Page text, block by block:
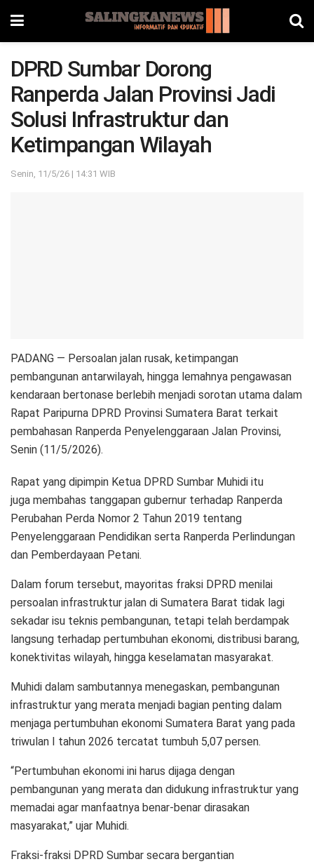
DPRD Sumbar Dorong
Ranperda Jalan Provinsi Jadi
Solusi Infrastruktur dan
Ketimpangan Wilayah
Senin, 11/5/26 | 14:31 WIB
PADANG — Persoalan jalan rusak, ketimpangan
pembangunan antarwilayah, hingga lemahnya pengawasan
kendaraan bertonase berlebih menjadi sorotan utama dalam
Rapat Paripurna DPRD Provinsi Sumatera Barat terkait
pembahasan Ranperda Penyelenggaraan Jalan Provinsi,
Senin (11/5/2026).
Rapat yang dipimpin Ketua DPRD Sumbar Muhidi itu
juga membahas tanggapan gubernur terhadap Ranperda
Perubahan Perda Nomor 2 Tahun 2019 tentang
Penyelenggaraan Pendidikan serta Ranperda Perlindungan
dan Pemberdayaan Petani.
Dalam forum tersebut, mayoritas fraksi DPRD menilai
persoalan infrastruktur jalan di Sumatera Barat tidak lagi
sekadar isu teknis pembangunan, tetapi telah berdampak
langsung terhadap pertumbuhan ekonomi, distribusi barang,
konektivitas wilayah, hingga keselamatan masyarakat.
Muhidi dalam sambutannya menegaskan, pembangunan
infrastruktur yang merata menjadi bagian penting dalam
menjaga pertumbuhan ekonomi Sumatera Barat yang pada
triwulan I tahun 2026 tercatat tumbuh 5,07 persen.
“Pertumbuhan ekonomi ini harus dijaga dengan
pembangunan yang merata dan didukung infrastruktur yang
memadai agar manfaatnya benar-benar dirasakan
masyarakat,” ujar Muhidi.
Fraksi-fraksi DPRD Sumbar secara bergantian